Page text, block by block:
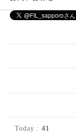
Today : 41